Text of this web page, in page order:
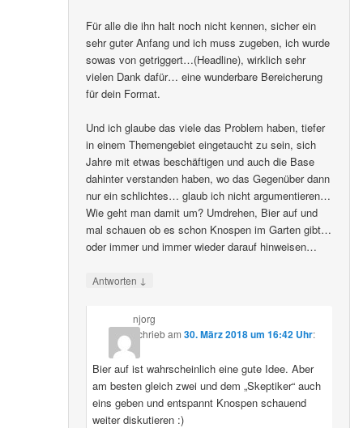
Für alle die ihn halt noch nicht kennen, sicher ein
sehr guter Anfang und ich muss zugeben, ich wurde
sowas von getriggert…(Headline), wirklich sehr
vielen Dank dafür… eine wunderbare Bereicherung
für dein Format.
Und ich glaube das viele das Problem haben, tiefer
in einem Themengebiet eingetaucht zu sein, sich
Jahre mit etwas beschäftigen und auch die Base
dahinter verstanden haben, wo das Gegenüber dann
nur ein schlichtes… glaub ich nicht argumentieren…
Wie geht man damit um? Umdrehen, Bier auf und
mal schauen ob es schon Knospen im Garten gibt…
oder immer und immer wieder darauf hinweisen…
Antworten ↓
njorg
schriebam 30. März 2018 um 16:42 Uhr:
Bier auf ist wahrscheinlich eine gute Idee. Aber
am besten gleich zwei und dem „Skeptiker“ auch
eins geben und entspannt Knospen schauend
weiter diskutieren :)